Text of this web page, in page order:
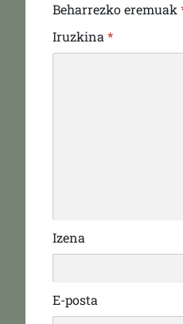
Beharrezko eremuak
Iruzkina *
Izena
E-posta